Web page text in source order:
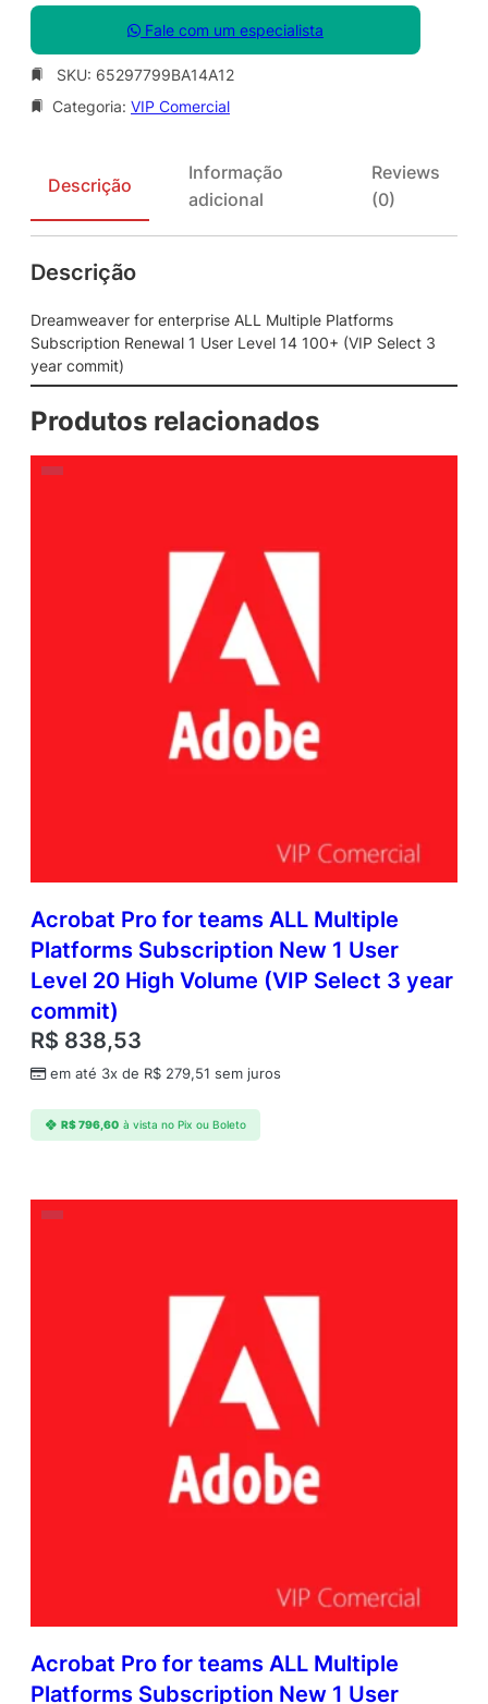
Fale com um especialista
SKU: 65297799BA14A12
Categoria: VIP Comercial
Descrição
Informação
adicional
Reviews
(0)
Descrição
Dreamweaver for enterprise ALL Multiple Platforms
Subscription Renewal 1 User Level 14 100+ (VIP Select 3
year commit)
Produtos relacionados
Acrobat Pro for teams ALL Multiple
Platforms Subscription New 1 User
Level 20 High Volume (VIP Select 3 year
commit)
R$ 838,53
em até 3x de R$ 279,51 sem juros
R$796,60 à vista no Pix ou Boleto
Acrobat Pro for teams ALL Multiple
Platforms Subscription New 1 User